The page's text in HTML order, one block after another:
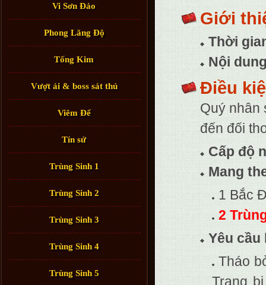
Vi Sơn Đảo
Phong Lăng Độ
Tống Kim
Vượt ải & boss sát thủ
Viêm Đế
Tín sứ
Trùng Sinh 1
Trùng Sinh 2
Trùng Sinh 3
Trùng Sinh 4
Trùng Sinh 5
Giới
Thời
Nội
Điều
Quý nhân
đến đối
Cấp độ
Mang
1 Bắc
2
Yêu cầu
Tháo
Trang